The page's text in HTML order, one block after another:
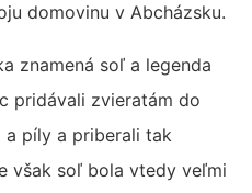
domovinu v Abcházsku.
znamená soľ a legenda
pridávali zvieratám do
a píly a priberali tak
však soľ bola vtedy veľmi